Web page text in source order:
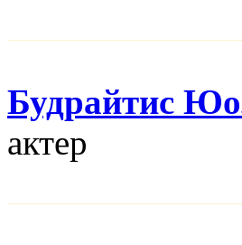
Будрайтис
актер